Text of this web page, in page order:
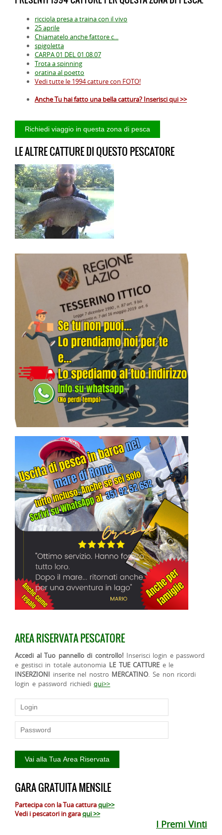
ricciola presa a traina con il vivo
25 aprile
Chiamatelo anche fattore c...
spigoletta
CARPA 01 DEL 01.08.07
Trota a spinning
oratina al poetto
Vedi tutte le 1994 catture con FOTO!
Anche Tu hai fatto una bella cattura? Inserisci qui >>
LE ALTRE CATTURE DI QUESTO PESCATORE
AREA RISERVATA PESCATORE
Accedi al Tuo pannello di controllo! Inserisci login e password
e gestisci in totale autonomia LE TUE CATTURE e le
INSERZIONI inserite nel nostro MERCATINO. Se non ricordi
login e password richiediqui>>
GARA GRATUITA MENSILE
Partecipa con la Tua catturaqui>>
Vedi i pescatori in garaqui >>
I Premi Vinti